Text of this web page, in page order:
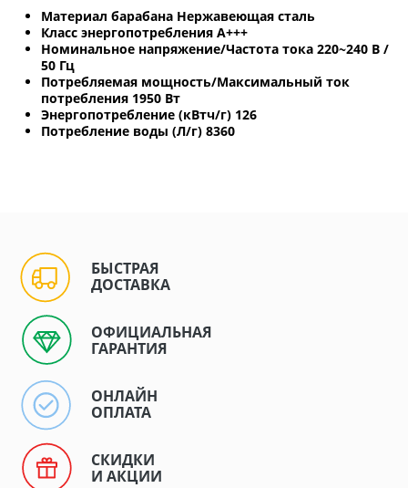
Материал барабана Нержавеющая сталь
Класс энергопотребления A+++
Номинальное напряжение/Частота тока 220~240 В /
50 Гц
Потребляемая мощность/Максимальный ток
потребления 1950 Вт
Энергопотребление (кВтч/г) 126
Потребление воды (Л/г) 8360
БЫСТРАЯ
ДОСТАВКА
ОФИЦИАЛЬНАЯ
ГАРАНТИЯ
ОНЛАЙН
ОПЛАТА
СКИДКИ
И АКЦИИ